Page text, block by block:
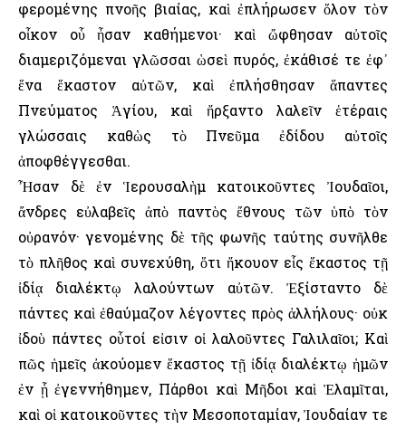
φερομένης πνοῆς βιαίας, καὶ ἐπλήρωσεν ὅλον τὸν
οἶκον οὗ ἦσαν καθήμενοι· καὶ ὤφθησαν αὐτοῖς
διαμεριζόμεναι γλῶσσαι ὡσεὶ πυρός, ἐκάθισέ τε ἐφ᾿
ἕνα ἕκαστον αὐτῶν, καὶ ἐπλήσθησαν ἅπαντες
Πνεύματος Ἁγίου, καὶ ἤρξαντο λαλεῖν ἑτέραις
γλώσσαις καθὼς τὸ Πνεῦμα ἐδίδου αὐτοῖς
ἀποφθέγγεσθαι.
Ἦσαν δὲ ἐν Ἱερουσαλὴμ κατοικοῦντες Ἰουδαῖοι,
ἄνδρες εὐλαβεῖς ἀπὸ παντὸς ἔθνους τῶν ὑπὸ τὸν
οὐρανόν· γενομένης δὲ τῆς φωνῆς ταύτης συνῆλθε
τὸ πλῆθος καὶ συνεχύθη, ὅτι ἤκουον εἷς ἕκαστος τῇ
ἰδίᾳ διαλέκτῳ λαλούντων αὐτῶν. Ἐξίσταντο δὲ
πάντες καὶ ἐθαύμαζον λέγοντες πρὸς ἀλλήλους· οὐκ
ἰδοὺ πάντες οὗτοί εἰσιν οἱ λαλοῦντες Γαλιλαῖοι; Καὶ
πῶς ἡμεῖς ἀκούομεν ἕκαστος τῇ ἰδίᾳ διαλέκτῳ ἡμῶν
ἐν ᾗ ἐγεννήθημεν, Πάρθοι καὶ Μῆδοι καὶ Ἐλαμῖται,
καὶ οἱ κατοικοῦντες τὴν Μεσοποταμίαν, Ἰουδαίαν τε